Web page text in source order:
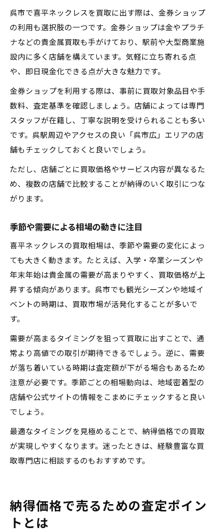
呉市で喜平ネックレスを買取に出す際は、金券ショップ
の利用も選択肢の一つです。金券ショップは金やプラチ
ナなどの貴金属買取も手がけており、駅前や大型商業施
設内に多く店舗を構えています。気軽に立ち寄れる点
や、即日現金化できる点が大きな魅力です。
金券ショップを利用する際は、事前に買取対象品目や手
数料、査定基準を確認しましょう。店舗によっては専門
スタッフが在籍し、丁寧な説明を受けられることも多い
です。呉駅周辺やアクセスの良い「呉市広」エリアの店
舗もチェックしておくと良いでしょう。
ただし、店舗ごとに買取価格やサービス内容が異なるた
め、複数の店舗で比較することが納得のいく取引につな
がります。
季節や需要による相場の動きに注目
喜平ネックレスの買取相場は、季節や需要の変化によっ
ても大きく動きます。たとえば、入学・卒業シーズンや
年末年始は貴金属の需要が高まりやすく、買取価格が上
昇する傾向があります。呉市でも観光シーズンや地域イ
ベントの時期は、買取市場が活発化することが多いで
す。
需要が高まるタイミングを狙って買取に出すことで、通
常より高値での取引が期待できるでしょう。逆に、需要
が落ち着いている時期は査定額が下がる場合もあるため
注意が必要です。季節ごとの相場動向は、地域密着型の
店舗や公式サイトの情報をこまめにチェックすると良い
でしょう。
最適なタイミングを見極めることで、納得価格での買取
が実現しやすくなります。迷ったときは、経験豊富な買
取専門店に相談するのもおすすめです。
納得価格で売るための査定ポイン
トとは